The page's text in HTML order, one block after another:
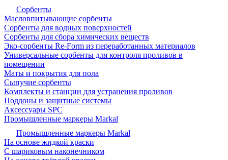
Сорбенты
Масловпитывающие сорбенты
Сорбенты для водных поверхностей
Сорбенты для сбора химических веществ
Эко-сорбенты Re-Form из переработанных материалов
Универсальные сорбенты для контроля проливов в
помещении
Маты и покрытия для пола
Сыпучие сорбенты
Комплекты и станции для устранения проливов
Поддоны и защитные системы
Аксессуары SPC
Промышленные маркеры Markal
Промышленные маркеры Markal
На основе жидкой краски
С шариковым наконечником